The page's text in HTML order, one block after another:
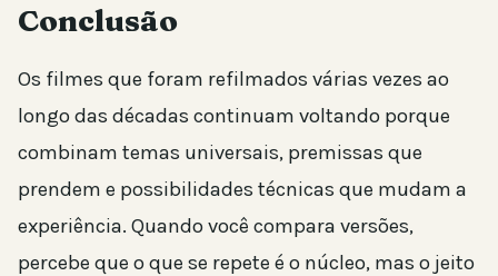
Conclusão
Os filmes que foram refilmados várias vezes ao
longo das décadas continuam voltando porque
combinam temas universais, premissas que
prendem e possibilidades técnicas que mudam a
experiência. Quando você compara versões,
percebe que o que se repete é o núcleo, mas o jeito